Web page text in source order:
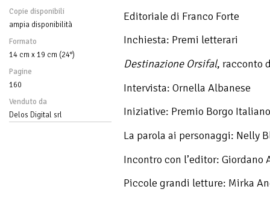
Copie disponibili
ampia disponibilità
Formato
14 cm x 19 cm (24°)
Pagine
160
Venduto da
Delos Digital srl
Editoriale di Franco Forte
Inchiesta: Premi letterari
Destinazione Orsifal, racconto
Intervista: Ornella Albanese
Iniziative: Premio Borgo
La parola ai personaggi: Nelly
Incontro con l’editor: Giordano
Piccole grandi letture: Mirka